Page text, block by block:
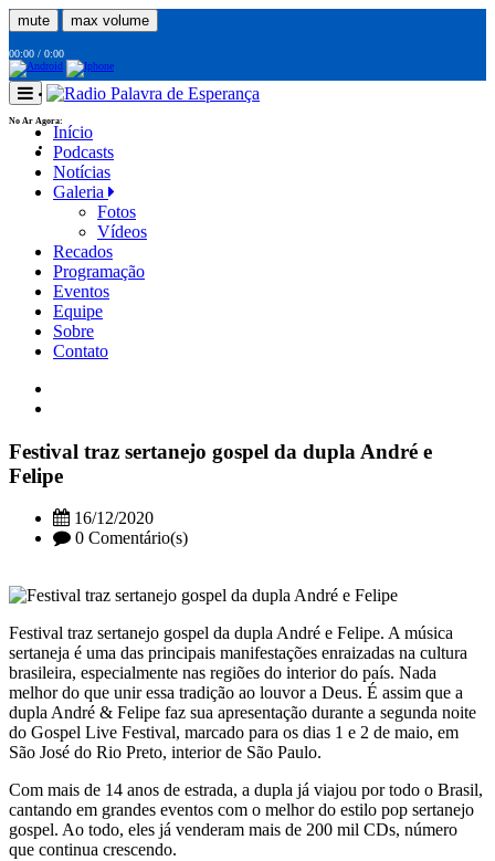
mute max volume
00:00 / 0:00
No Ar Agora:
Início
Podcasts
Notícias
Galeria
Fotos
Vídeos
Recados
Programação
Eventos
Equipe
Sobre
Contato
Festival traz sertanejo gospel da dupla André e
Felipe
16/12/2020
0 Comentário(s)
Festival traz sertanejo gospel da dupla André e Felipe. A música
sertaneja é uma das principais manifestações enraizadas na cultura
brasileira, especialmente nas regiões do interior do país. Nada
melhor do que unir essa tradição ao louvor a Deus. É assim que a
dupla André & Felipe faz sua apresentação durante a segunda noite
do Gospel Live Festival, marcado para os dias 1 e 2 de maio, em
São José do Rio Preto, interior de São Paulo.
Com mais de 14 anos de estrada, a dupla já viajou por todo o Brasil,
cantando em grandes eventos com o melhor do estilo pop sertanejo
gospel. Ao todo, eles já venderam mais de 200 mil CDs, número
que continua crescendo.